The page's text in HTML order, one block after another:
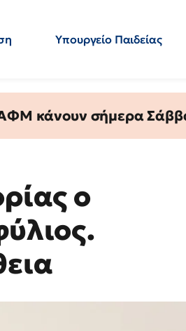
Υπουργείο Παιδείας
κάνουν σήμερα
ο